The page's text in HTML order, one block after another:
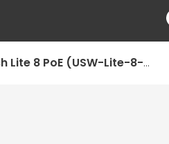
Ubiquiti Switch Lite 8 PoE (USW-Lite-8-PoE)